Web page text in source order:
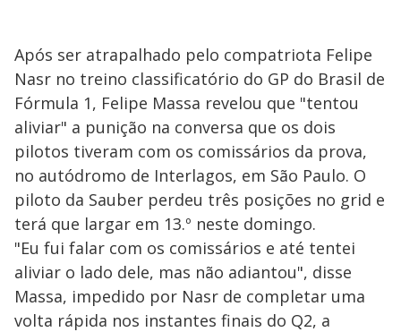
Após ser atrapalhado pelo compatriota Felipe
Nasr no treino classificatório do GP do Brasil de
Fórmula 1, Felipe Massa revelou que "tentou
aliviar" a punição na conversa que os dois
pilotos tiveram com os comissários da prova,
no autódromo de Interlagos, em São Paulo. O
piloto da Sauber perdeu três posições no grid e
terá que largar em 13.º neste domingo.
"Eu fui falar com os comissários e até tentei
aliviar o lado dele, mas não adiantou", disse
Massa, impedido por Nasr de completar uma
volta rápida nos instantes finais do Q2, a